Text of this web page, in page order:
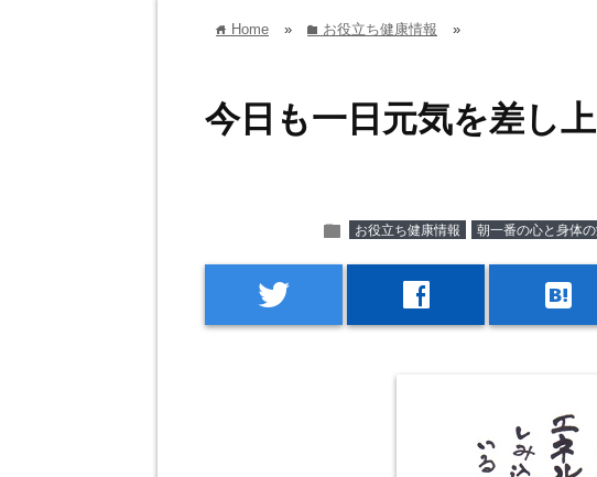
home Home » folder お役立ち健康情報 »
今日も一日元気を差し上
folder お役立ち健康情報 朝一番の心と身体
twitter facebook hatenabookmark